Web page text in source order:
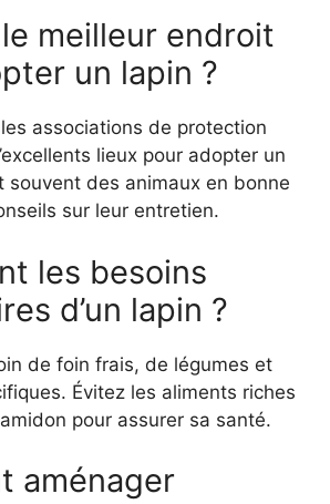
meilleur endroit
un lapin ?
associations de protection
lieux pour adopter un
souvent des animaux en bonne
sur leur entretien.
les besoins
d’un lapin ?
de foin frais, de légumes et
Évitez les aliments riches
pour assurer sa santé.
aménager